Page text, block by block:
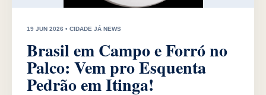
19 JUN 2026 • CIDADE JÁ NEWS
Brasil em Campo e Forró no
Palco: Vem pro Esquenta
Pedrão em Itinga!